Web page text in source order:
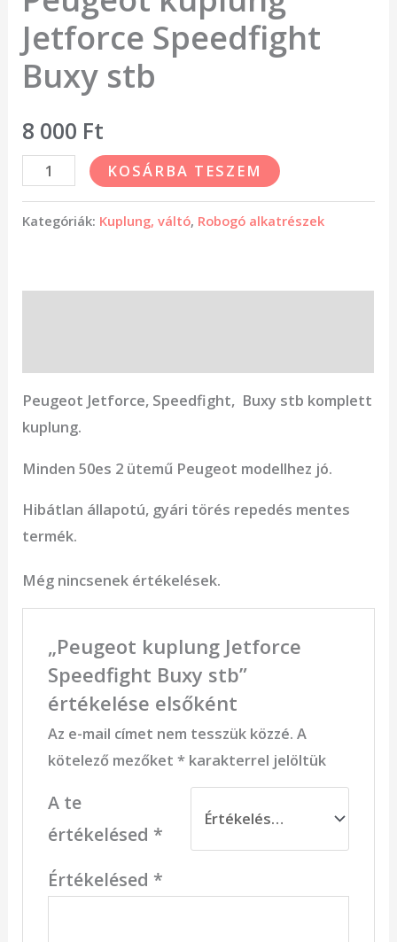
Jetforce Speedfight
Buxy stb
8 000 Ft
KOSÁRBA TESZEM
Kategóriák: Kuplung, váltó, Robogó alkatrészek
Peugeot Jetforce, Speedfight, Buxy stb komplett
kuplung.
Minden 50es 2 ütemű Peugeot modellhez jó.
Hibátlan állapotú, gyári törés repedés mentes
termék.
Még nincsenek értékelések.
„Peugeot kuplung Jetforce
Speedfight Buxy stb”
értékelése elsőként
Az e-mail címet nem tesszük közzé. A
kötelező mezőket *karakterrel jelöltük
A te
értékelésed *
Értékelésed *